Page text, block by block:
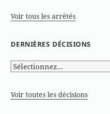
Voir tous les arrêtés
DERNIÈRES DÉCISIONS
Voir toutes les décisions